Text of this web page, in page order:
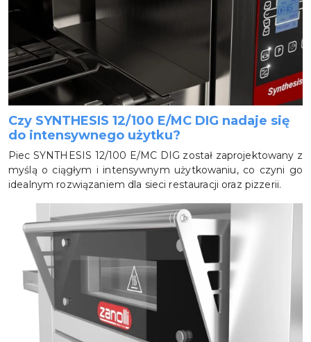
Czy SYNTHESIS 12/100 E/MC DIG nadaje się
do intensywnego użytku?
Piec SYNTHESIS 12/100 E/MC DIG został zaprojektowany z
myślą o ciągłym i intensywnym użytkowaniu, co czyni go
idealnym rozwiązaniem dla sieci restauracji oraz pizzerii.